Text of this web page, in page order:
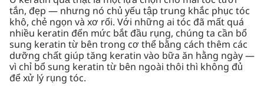
tắn, đẹp — nhưng nó chủ yếu tập trung khắc phục tóc
khô, chẻ ngọn và xơ rối. Với những ai tóc đã mất quá
nhiều keratin đến mức bắt đầu rụng, chúng ta cần bổ
sung keratin từ bên trong cơ thể bằng cách thêm các
dưỡng chất giúp tăng keratin vào bữa ăn hằng ngày —
vì chỉ bổ sung keratin từ bên ngoài thôi thì không đủ
để xử lý rụng tóc.